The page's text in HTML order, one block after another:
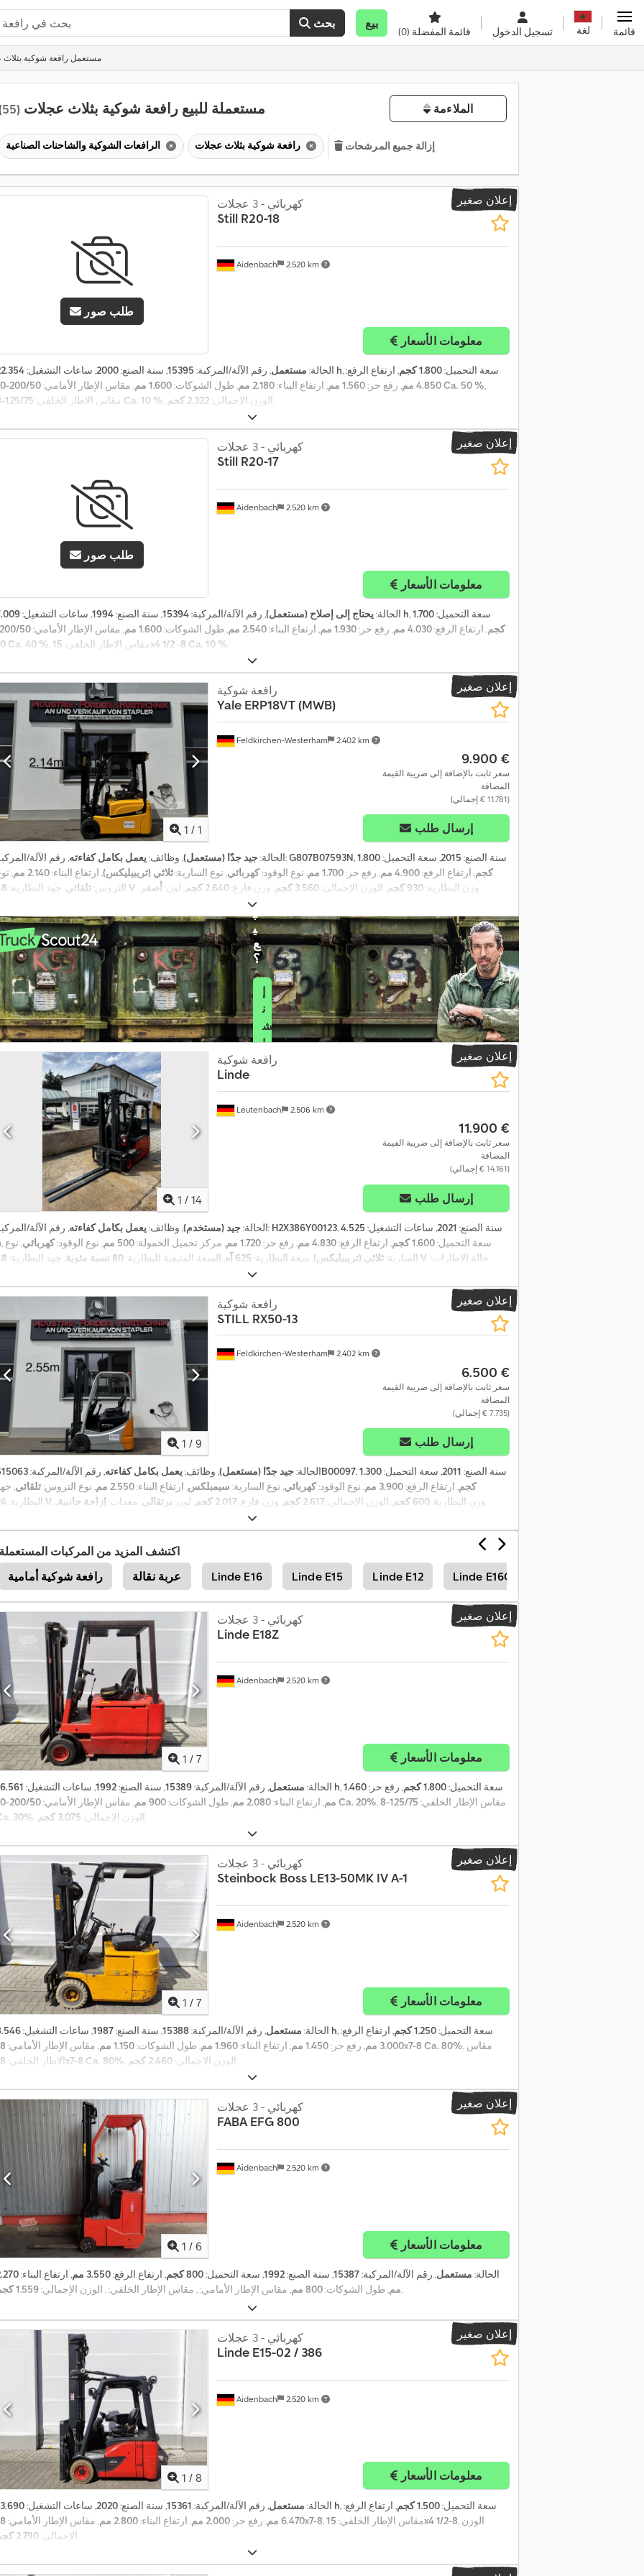
بحث بيع
قائمة المفضلة (0) تسجيل الدخول لغة قائمة
مستعمل رافعة شوكية
مستعملة للبيع رافعة شوكية بثلاث عجلات (55) الملاءمة
الرافعات الشوكية والشاحنات الصناعية رافعة شوكية بثلاث عجلات إزالة جميع المرشحات
إعلان صغير
طلب صور
Aidenbach 2.520 km
كهربائي - 3 عجلات
Still R20-18
معلومات الأسعار
الحالة: مستعمل, رقم الآلة/المركبة: 15395, سنة الصنع:2000, ساعات التشغيل: 22.354 h , سعة التحميل:1.800 كجم
, ارتفاع الرفع:
4.850 مم
, رفع حر:1.560 مم , ارتفاع البناء:2.180 مم , طول الشوكات:1.600 مم , مقاس الإطار الأمامي: 200/50-10 Ca. 50 %,
مقاس الإطار الخلفي: 125/75-8 Ca. 10 % , الوزن الإجمالي: 2.322 كجم ,
إعلان صغير
طلب صور
Aidenbach 2.520 km
كهربائي - 3 عجلات
Still R20-17
معلومات الأسعار
الحالة:يحتاج إلى إصلاح (مستعمل), رقم الآلة/المركبة:15394, سنة الصنع:1994, ساعات التشغيل: 7.009 h , سعة التحميل:1.700
كجم, ارتفاع الرفع:4.030 مم , رفع حر:1.930 مم , ارتفاع البناء:2.540 مم , طول الشوكات:1.600 مم , مقاس الإطار الأمامي:
10 Ca. 40 %
, مقاس الإطار الخلفي:15x4 1/2 -8 Ca. 10 %,
إعلان صغير
1 / 1
Feldkirchen-Westerham 2.402 km
رافعة شوكية
Yale ERP18VT (MWB)
‏9.900 €
سعر ثابت بالإضافة إلى ضريبة القيمة
المضافة
(‏11.781 € إجمالي)
إرسال طلب
الحالة:جيد جدًا (مستعمل), وظائف:يعمل بكامل كفاءته , رقم الآلة/المركبة:G807B07593N , سنة الصنع: 2015, سعة التحميل:1.800
كجم, ارتفاع الرفع:4.900 مم , رفع حر:1.700 مم , نوع الوقود:كهربائي, نوع السارية:ثلاثي (تريبيليكس), ارتفاع البناء:2.140 مم
,
التروس: تلقائي, جهد البطارية: 48 V , وزن البطارية: 930 كجم , الوزن الإجمالي: 3.560 كجم , وزن فارغ: 2.640 كجم , لون: أصفر ,
إزاحة جانبية, إضاءة, ذراع قابل للتعديل, شوكة منصات, وصلات المقطورة
ة
ل
ب
ي
ع
؟
إ
ن
ش
ا
ء
ع
ل
إعلان صغير
1 / 14
Leutenbach 2.506 km
رافعة شوكية
Linde
‏11.900 €
سعر ثابت بالإضافة إلى ضريبة القيمة
المضافة
(‏14.161 € إجمالي)
إرسال طلب
الحالة:جيد (مستخدم), وظائف:يعمل بكامل كفاءته , رقم الآلة/المركبة: H2X386Y00123 , سنة الصنع: 2021, ساعات التشغيل: 4.525
, سعة التحميل:1.600 كجم , ارتفاع الرفع:4.830 مم , رفع حر:1.720 مم , مركز تحميل الحمولة:500 مم , نوع الوقود:كهربائي , نوع
السارية: ثلاثي (تريبيليكس) , سعة البطارية: 625 آه , السعة المتبقية للبطارية: 80 نسبة مئوية , جهد البطارية: 48 V , حالة الإطارات:
, نوع الإطار الأمامي:
مطاطية صلبة (سوداء), مقاس الإطار الخلفي: 15x4,5-8 , وزن فارغ:3.168 كجم , معدات: فحص السلامة وفقًا لـ UVV,
إعلان صغير
1 / 9
Feldkirchen-Westerham 2.402 km
رافعة شوكية
STILL RX50-13
‏6.500 €
سعر ثابت بالإضافة إلى ضريبة القيمة
المضافة
(‏7.735 € إجمالي)
إرسال طلب
الحالة:جيد جدًا (مستعمل), وظائف:يعمل بكامل كفاءته, رقم الآلة/المركبة: 515063B00097 , سنة الصنع: 2011, سعة التحميل:1.300
كجم, ارتفاع الرفع:3.900 مم , نوع الوقود:كهربائي, نوع السارية: سيمبلكس, ارتفاع البناء:2.550 مم , نوع التروس:تلقائي,
البطارية: 24 V , وزن البطارية: 600 كجم , الوزن الإجمالي: 2.617 كجم , وزن فارغ: 2.017 كجم , لون: برتقالي, معدات: إزاحة جانبية,
اكتشف المزيد من المركبات المستعملة
رافعة شوكية أمامية
عربة نقالة Linde E16 Linde E15 Linde E12 Linde E16C
إعلان صغير
1 / 7
Aidenbach 2.520 km
كهربائي - 3 عجلات
Linde E18Z
معلومات الأسعار
الحالة: مستعمل, رقم الآلة/المركبة:15389, سنة الصنع:1992, ساعات التشغيل: 16.561 h , سعة التحميل:1.800 كجم , رفع حر:1.460
مم, ارتفاع البناء:2.080 مم , طول الشوكات:900 مم , مقاس الإطار الأمامي: 200/50-10 Ca. 20% , مقاس الإطار الخلفي:
125/75-8
30%
, الوزن الإجمالي: 3.075 كجم ,
إعلان صغير
1 / 7
Aidenbach 2.520 km
كهربائي - 3 عجلات
Steinbock Boss LE13-50MK IV A-1
معلومات الأسعار
الحالة: مستعمل, رقم الآلة/المركبة:15388, سنة الصنع:1987, ساعات التشغيل: 8.546 h , سعة التحميل:1.250 كجم
, ارتفاع الرفع:
3.000 مم
, رفع حر:1.450 مم , ارتفاع البناء:1.960 مم , طول الشوكات:1.150 مم , مقاس الإطار الأمامي: 18x7-8 Ca. 80%, مقاس
الإطار الخلفي:18x7-8 Ca. 80% , الوزن الإجمالي: 2.460 كجم ,
إعلان صغير
1 / 6
Aidenbach 2.520 km
كهربائي - 3 عجلات
FABA EFG 800
معلومات الأسعار
الحالة: مستعمل, رقم الآلة/المركبة:15387, سنة الصنع:1992, سعة التحميل:800 كجم , ارتفاع الرفع:3.550 مم , ارتفاع البناء:
مم, طول الشوكات:800 مم , مقاس الإطار الأمامي:, مقاس الإطار الخلفي:, الوزن الإجمالي:1.559 كجم ,
إعلان صغير
1 / 8
Aidenbach 2.520 km
كهربائي - 3 عجلات
Linde E15-02 / 386
معلومات الأسعار
الحالة: مستعمل, رقم الآلة/المركبة: 15361, سنة الصنع:2020, ساعات التشغيل: 13.690 h , سعة التحميل:1.500 كجم
, ارتفاع الرفع:
6.470 مم
, رفع حر:2.000 مم , ارتفاع البناء:2.800 مم , مقاس الإطار الأمامي: 18x7-8 , مقاس الإطار الخلفي:15x4 1/2-8
الإجمالي: 2.790 كجم